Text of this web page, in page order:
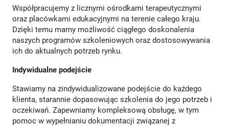
Współpracujemy z licznymi ośrodkami terapeutycznymi
oraz placówkami edukacyjnymi na terenie całego kraju.
Dzięki temu mamy możliwość ciągłego doskonalenia
naszych programów szkoleniowych oraz dostosowywania
ich do aktualnych potrzeb rynku.
Indywidualne podejście
Stawiamy na zindywidualizowane podejście do każdego
klienta, starannie dopasowując szkolenia do jego potrzeb i
oczekiwań. Zapewniamy kompleksową obsługę, w tym
pomoc w wypełnianiu dokumentacji związanej z